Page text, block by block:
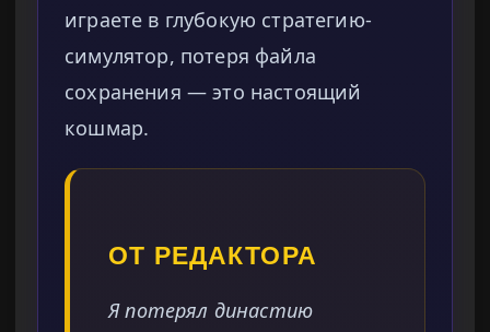
играете в глубокую стратегию-
симулятор, потеря файла
сохранения — это настоящий
кошмар.
ОТ РЕДАКТОРА
Я потерял династию